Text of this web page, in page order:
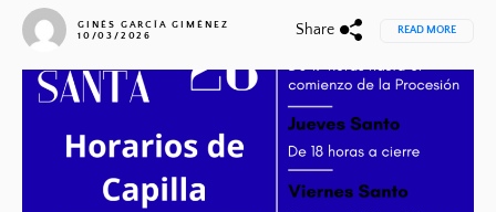
GINÉS GARCÍA GIMÉNEZ
10/03/2026
Share READ MORE